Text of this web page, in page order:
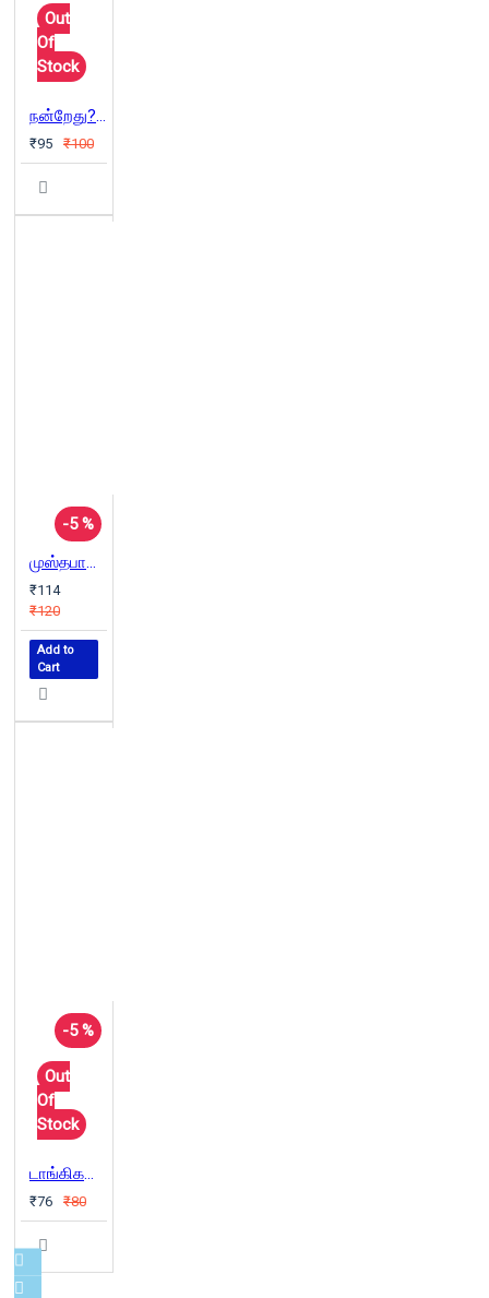
Out
Of
Stock
நன்றேது? தீதேது? (கவிதைகள்)
₹95 ₹100
-5 %
முஸ்தபாவைச் சுட்டுக்கொன்ற ஓரிரவு
₹114
₹120
Add to
Cart
-5 %
Out
Of
Stock
டாங்கிகளில் சரியும் முல்லை நிலா
₹76 ₹80